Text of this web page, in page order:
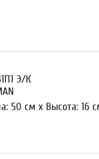
Э/К
50 см x Высота: 16